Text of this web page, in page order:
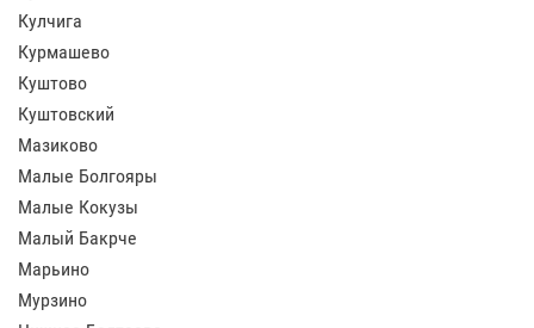
Кулчига
Курмашево
Куштово
Куштовский
Мазиково
Малые Болгояры
Малые Кокузы
Малый Бакрче
Марьино
Мурзино